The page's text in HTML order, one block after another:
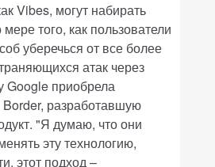
Vibes, могут набирать
того, как пользователи
уберечься от все более
атак через
Google приобрела
разработавшую
"Я думаю, что они
эту технологию,
этот подход –